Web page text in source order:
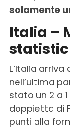
solamente
Italia –
L’Italia
nell’ultima
stato un 2 a
doppietta di
punti alla